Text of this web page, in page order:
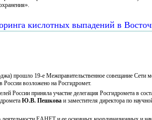
кислотных выпадений в
прошло 19-е Межправительственное совещание Сети
возложено на Росгидромет.
России приняла участие делегация Росгидромета в
Ю.В. Пешковаи заместителя директора по